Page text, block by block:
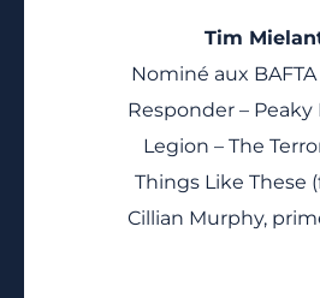
Tim
Nominé aux
Responder – Peaky
Legion – The
Things Like These
Cillian Murphy,